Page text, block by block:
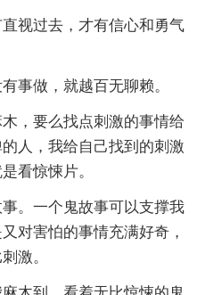
视过去，才有信心和勇气
事做，就越百无聊赖。
，要么找点刺激的事情给
人，我给自己找到的刺激
看惊悚片。
。一个鬼故事可以支撑我
对害怕的事情充满好奇，
激。